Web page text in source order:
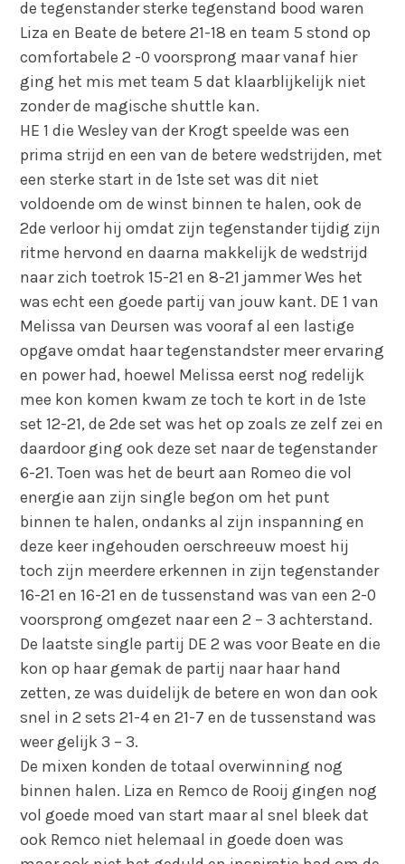
de tegenstander sterke tegenstand bood waren
Liza en Beate de betere 21-18 en team 5 stond op
comfortabele 2 -0 voorsprong maar vanaf hier
ging het mis met team 5 dat klaarblijkelijk niet
zonder de magische shuttle kan.
HE 1 die Wesley van der Krogt speelde was een
prima strijd en een van de betere wedstrijden, met
een sterke start in de 1ste set was dit niet
voldoende om de winst binnen te halen, ook de
2de verloor hij omdat zijn tegenstander tijdig zijn
ritme hervond en daarna makkelijk de wedstrijd
naar zich toetrok 15-21 en 8-21 jammer Wes het
was echt een goede partij van jouw kant. DE 1 van
Melissa van Deursen was vooraf al een lastige
opgave omdat haar tegenstandster meer ervaring
en power had, hoewel Melissa eerst nog redelijk
mee kon komen kwam ze toch te kort in de 1ste
set 12-21, de 2de set was het op zoals ze zelf zei en
daardoor ging ook deze set naar de tegenstander
6-21. Toen was het de beurt aan Romeo die vol
energie aan zijn single begon om het punt
binnen te halen, ondanks al zijn inspanning en
deze keer ingehouden oerschreeuw moest hij
toch zijn meerdere erkennen in zijn tegenstander
16-21 en 16-21 en de tussenstand was van een 2-0
voorsprong omgezet naar een 2 – 3 achterstand.
De laatste single partij DE 2 was voor Beate en die
kon op haar gemak de partij naar haar hand
zetten, ze was duidelijk de betere en won dan ook
snel in 2 sets 21-4 en 21-7 en de tussenstand was
weer gelijk 3 – 3.
De mixen konden de totaal overwinning nog
binnen halen. Liza en Remco de Rooij gingen nog
vol goede moed van start maar al snel bleek dat
ook Remco niet helemaal in goede doen was